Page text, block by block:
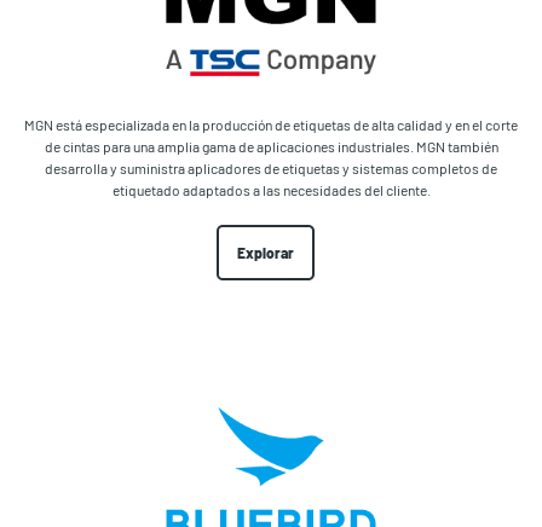
MGN está especializada en la producción de etiquetas de alta calidad y en el corte
de cintas para una amplia gama de aplicaciones industriales. MGN también
desarrolla y suministra aplicadores de etiquetas y sistemas completos de
etiquetado adaptados a las necesidades del cliente.
Explorar